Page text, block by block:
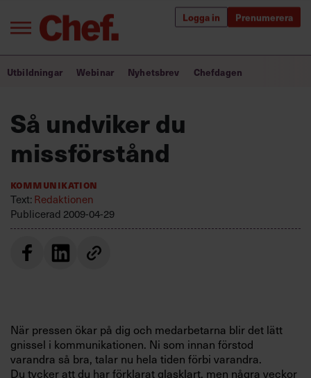
Logga in Prenumerera
Annonsera
Villkor och policy för
personuppgiftsbehandling
Bra ledare förändrar världen
Utbildning för ledare
Chefakademin+
Populära utbildningar
Utbildningar Webinar Nyhetsbrev Chefdagen
Så undviker du
missförstånd
Kommunikation
Text: Redaktionen
Publicerad 2009-04-29
När pressen ökar på dig och medarbetarna blir det lätt
gnissel i kommunikationen. Ni som innan förstod
varandra så bra, talar nu hela tiden förbi varandra.
Du tycker att du har förklarat glasklart, men några veckor